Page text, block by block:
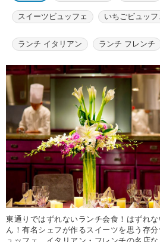
スイーツビュッフェ いちごビュッフ
ランチ イタリアン ランチ フレンチ
東通りではずれないランチ会食！はずれ
ん！有名シェフが作るスイーツを思う存